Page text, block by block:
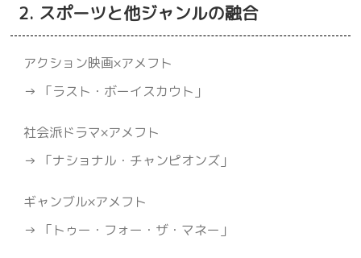
2. スポーツと他ジャンルの融合
アクション映画×アメフト
→ 「ラスト・ボーイスカウト」
社会派ドラマ×アメフト
→ 「ナショナル・チャンピオンズ」
ギャンブル×アメフト
→ 「トゥー・フォー・ザ・マネー」